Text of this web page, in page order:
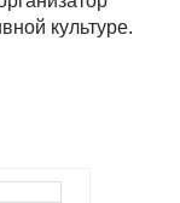
культуре.